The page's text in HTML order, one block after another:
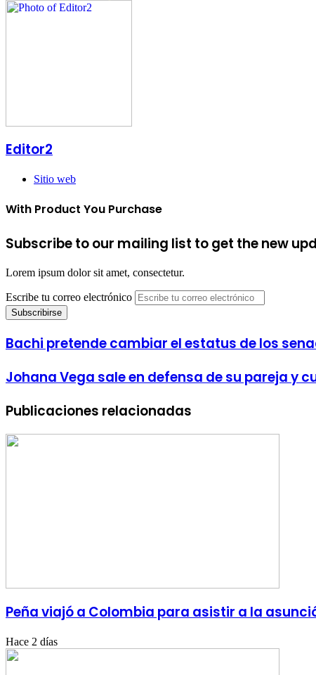
Editor2
Sitio web
With Product You Purchase
Subscribe to our mailing list to get the new
Lorem ipsum dolor sit amet, consectetur.
Escribe tu correo electrónico
Bachi pretende cambiar el estatus de los
Johana Vega sale en defensa de su pareja y
Publicaciones relacionadas
Peña viajó a Colombia para asistir a la
Hace 2 días